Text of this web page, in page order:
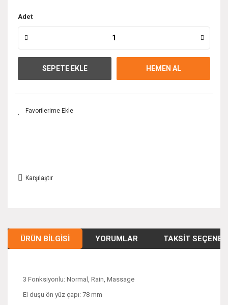
Adet
SEPETE EKLE HEMEN AL
Karşılaştır
ÜRÜN BILGISI YORUMLAR TAKSIT
3 Fonksiyonlu: Normal, Rain, Massage
El duşu ön yüz çapı: 78 mm